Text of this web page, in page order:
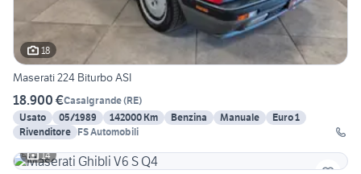
18
Maserati 224 Biturbo ASI
18.900 €Casalgrande(RE)
Usato
05/1989 142000 Km Benzina Manuale
Euro 1
Rivenditore FS Automobili
14